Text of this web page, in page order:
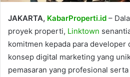
JAKARTA, KabarProperti.id –
proyek properti, Linktown
komitmen kepada para developer
konsep digital marketing yang
pemasaran yang profesional